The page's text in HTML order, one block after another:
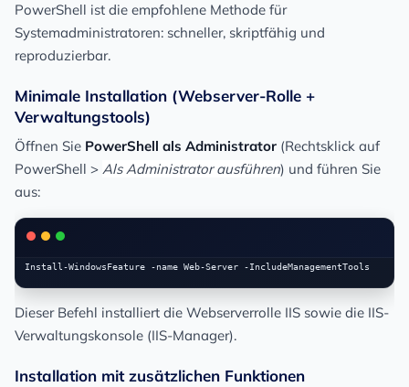
PowerShell ist die empfohlene Methode für
Systemadministratoren: schneller, skriptfähig und
reproduzierbar.
Minimale Installation (Webserver-Rolle +
Verwaltungstools)
Öffnen Sie PowerShell als Administrator (Rechtsklick auf
PowerShell > Als Administrator ausführen) und führen Sie
aus:
Dieser Befehl installiert die Webserverrolle IIS sowie die IIS-
Verwaltungskonsole (IIS-Manager).
Installation mit zusätzlichen Funktionen